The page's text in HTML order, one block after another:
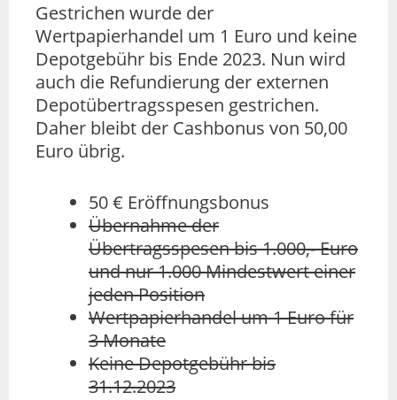
Gestrichen wurde der
Wertpapierhandel um 1 Euro und keine
Depotgebühr bis Ende 2023. Nun wird
auch die Refundierung der externen
Depotübertragsspesen gestrichen.
Daher bleibt der Cashbonus von 50,00
Euro übrig.
50 € Eröffnungsbonus
Übernahme der
Übertragsspesen bis 1.000,- Euro
und nur 1.000 Mindestwert einer
jeden Position
Wertpapierhandel um 1 Euro für
3 Monate
Keine Depotgebühr bis
31.12.2023